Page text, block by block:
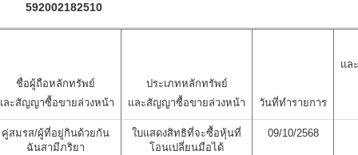
592002182510
ชื่อผู้ถือหลักทรัพย์
ละสัญญาซื้อขายล่วงหน้า
ประเภทหลักทรัพย์
และสัญญาซื้อขายล่วงหน้า
วันที่ทำรายการ
แล
คู่สมรส/ผู้ที่อยู่กินด้วยกัน
ฉันสามีภริยา
ใบแสดงสิทธิที่จะซื้อหุ้นที่
โอนเปลี่ยนมือได้
09/10/2568